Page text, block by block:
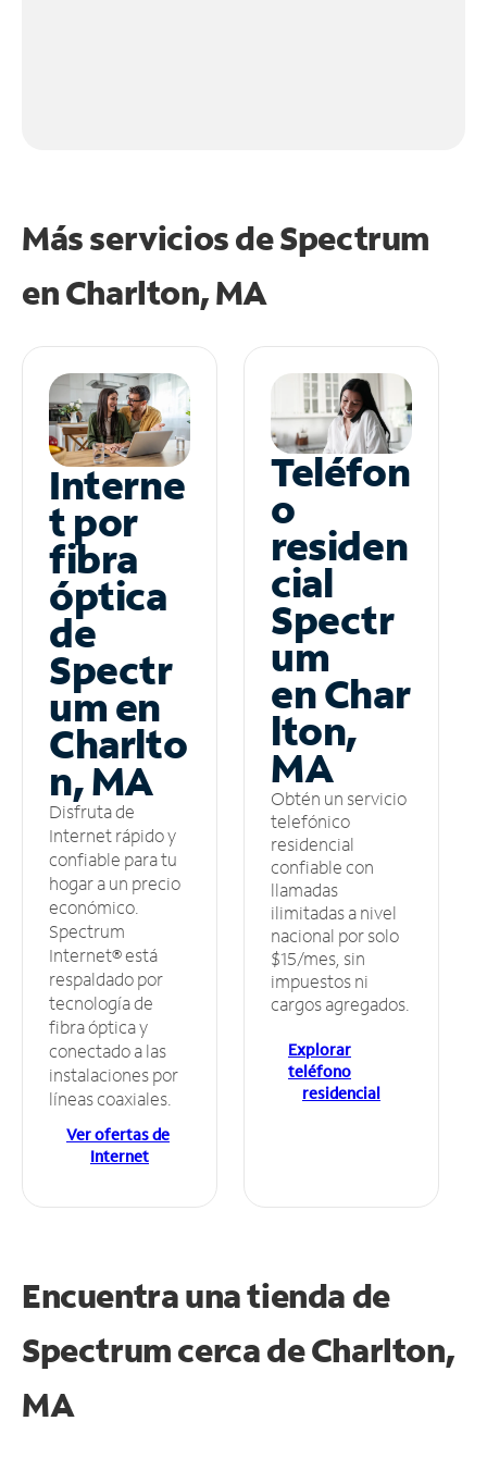
Más servicios de Spectrum
enCharlton, MA
Interne
t por
fibra
óptica
de
Spectr
um en
Charlto
n, MA
Disfruta de
Internet rápido y
confiable para tu
hogar a un precio
económico.
Spectrum
Internet® está
respaldado por
tecnología de
fibra óptica y
conectado a las
instalaciones por
líneas coaxiales.
Ver ofertas de
Internet
Teléfon
o
residen
cial
Spectr
um
en Char
lton,
MA
Obtén un servicio
telefónico
residencial
confiable con
llamadas
ilimitadas a nivel
nacional por solo
$15/mes, sin
impuestos ni
cargos agregados.
Explorar
teléfono
residencial
Encuentra una tienda de
Spectrumcerca de Charlton,
MA